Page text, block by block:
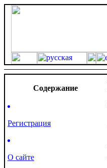
Cодержание
Регистрация
О сайте